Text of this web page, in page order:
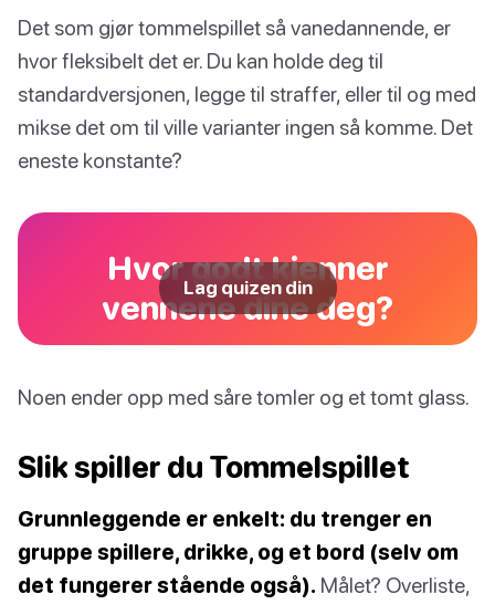
Det som gjør tommelspillet så vanedannende, er
hvor fleksibelt det er. Du kan holde deg til
standardversjonen, legge til straffer, eller til og med
mikse det om til ville varianter ingen så komme. Det
eneste konstante?
Hvor godt kjenner
vennene dine deg?
Lag quizen din
Noen ender opp med såre tomler og et tomt glass.
Slik spiller du Tommelspillet
Grunnleggende er enkelt: du trenger en
gruppe spillere, drikke, og et bord (selv om
det fungerer stående også). Målet? Overliste,